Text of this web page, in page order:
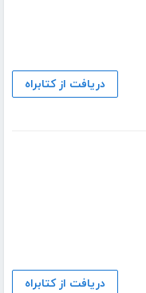
دریافت از کتابراه
دریافت از کتابراه